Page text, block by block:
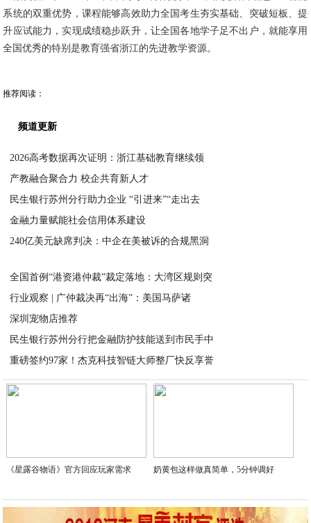
系统的双重优势，课程能够高效助力全国考生夯实基础、突破短板、提
升应试能力，实现成绩稳步跃升，让全国各地学子足不出户，就能享用
全国优秀的特别是教育强省浙江的先进教学资源。
推荐阅读：
频道更新
2026高考数据再次证明：浙江基础教育继续领
产教融合聚合力 校企共育新人才
民生银行苏州分行助力企业 “引进来”“走出去
金融力量赋能社会信用体系建设
240亿美元缺席判决：中企在美被诉的合规黑洞
全国首例“港资港仲裁”裁定落地：大湾区规则突
行业观察 | 广仲裁决再“出海”：美国马萨诸
深圳宠物店推荐
民生银行苏州分行把金融防护技能送到市民手中
重磅签约97家！杰克科技智链大师整厂快反享誉
2026-06-18
《星露谷物语》官方回应玩家需求 奶黄包这样做真简单，5分钟调好